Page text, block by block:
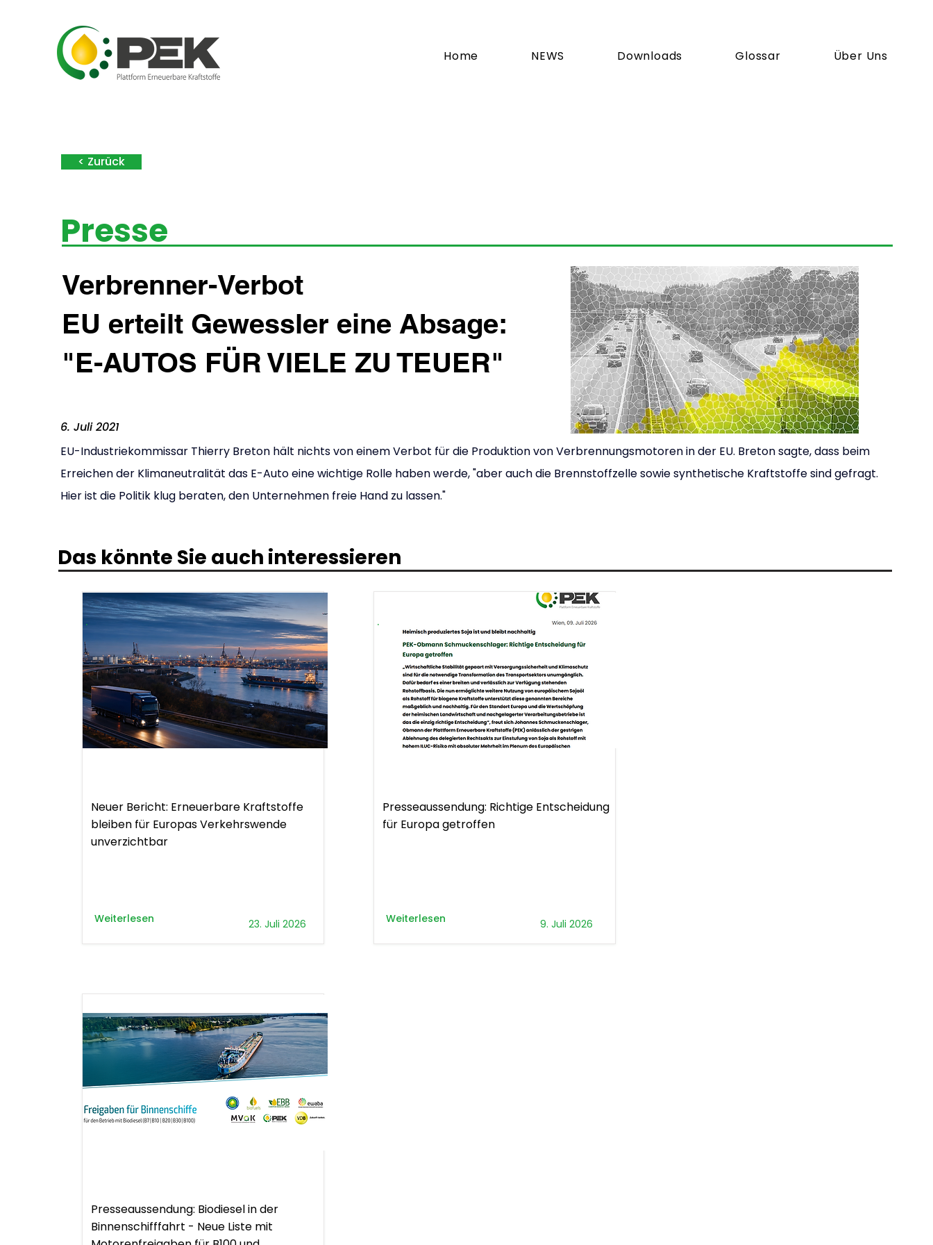
Home NEWS Downloads Glossar Über Uns
< Zurück
Presse
6. Juli 2021
Verbrenner-Verbot
EU erteilt Gewessler eine Absage:
"E-AUTOS FÜR VIELE ZU TEUER"
EU-Industriekommissar Thierry Breton hält nichts von einem Verbot für die Produktion von Verbrennungsmotoren in der EU. Breton sagte, dass beim
Erreichen der Klimaneutralität das E-Auto eine wichtige Rolle haben werde, "aber auch die Brennstoffzelle sowie synthetische Kraftstoffe sind gefragt.
Hier ist die Politik klug beraten, den Unternehmen freie Hand zu lassen."
Das könnte Sie auch interessieren
Neuer Bericht: Erneuerbare Kraftstoffe
bleiben für Europas Verkehrswende
unverzichtbar
Weiterlesen 23. Juli 2026
.
Presseaussendung: Richtige Entscheidung
für Europa getroffen
Weiterlesen 9. Juli 2026
.
Presseaussendung: Biodiesel in der
Binnenschifffahrt - Neue Liste mit
.